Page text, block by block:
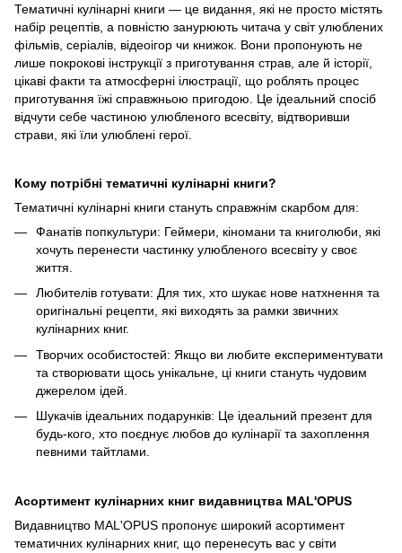
Тематичні кулінарні книги — це видання, які не просто містять
набір рецептів, а повністю занурюють читача у світ улюблених
фільмів, серіалів, відеоігор чи книжок. Вони пропонують не
лише покрокові інструкції з приготування страв, але й історії,
цікаві факти та атмосферні ілюстрації, що роблять процес
приготування їжі справжньою пригодою. Це ідеальний спосіб
відчути себе частиною улюбленого всесвіту, відтворивши
страви, які їли улюблені герої.
Кому потрібні тематичні кулінарні книги?
Тематичні кулінарні книги стануть справжнім скарбом для:
Фанатів попкультури: Геймери, кіномани та книголюби, які
хочуть перенести частинку улюбленого всесвіту у своє
життя.
Любителів готувати: Для тих, хто шукає нове натхнення та
оригінальні рецепти, які виходять за рамки звичних
кулінарних книг.
Творчих особистостей: Якщо ви любите експериментувати
та створювати щось унікальне, ці книги стануть чудовим
джерелом ідей.
Шукачів ідеальних подарунків: Це ідеальний презент для
будь-кого, хто поєднує любов до кулінарії та захоплення
певними тайтлами.
Асортимент кулінарних книг видавництва MAL'OPUS
Видавництво MAL'OPUS пропонує широкий асортимент
тематичних кулінарних книг, що перенесуть вас у світи